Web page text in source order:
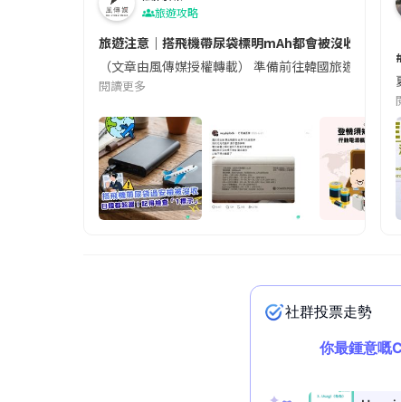
旅遊攻略
旅遊注意｜搭飛機帶尿袋標明mAh都會被沒收😱出發
（文章由風傳媒授權轉載） 準備前往韓國旅遊的民
閱讀更多